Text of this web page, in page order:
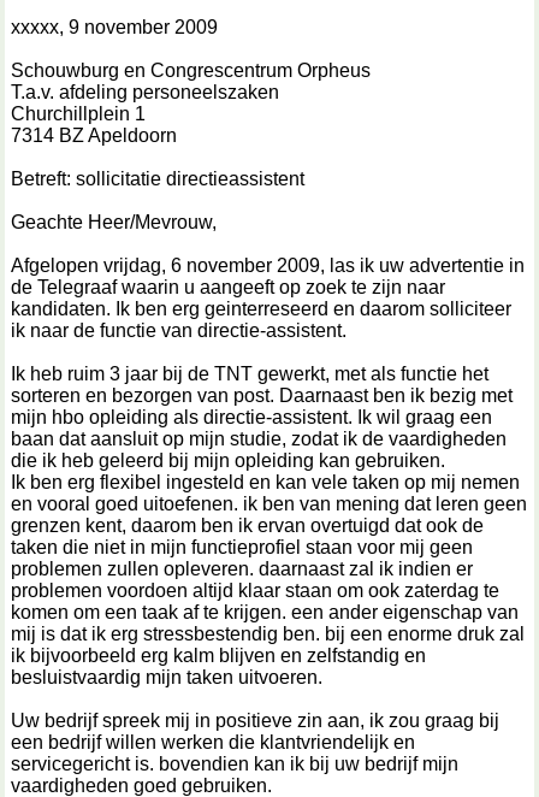
xxxxx, 9 november 2009
Schouwburg en Congrescentrum Orpheus
T.a.v. afdeling personeelszaken
Churchillplein 1
7314 BZ Apeldoorn
Betreft: sollicitatie directieassistent
Geachte Heer/Mevrouw,
Afgelopen vrijdag, 6 november 2009, las ik uw advertentie in
de Telegraaf waarin u aangeeft op zoek te zijn naar
kandidaten. Ik ben erg geinterreseerd en daarom solliciteer
ik naar de functie van directie-assistent.
Ik heb ruim 3 jaar bij de TNT gewerkt, met als functie het
sorteren en bezorgen van post. Daarnaast ben ik bezig met
mijn hbo opleiding als directie-assistent. Ik wil graag een
baan dat aansluit op mijn studie, zodat ik de vaardigheden
die ik heb geleerd bij mijn opleiding kan gebruiken.
Ik ben erg flexibel ingesteld en kan vele taken op mij nemen
en vooral goed uitoefenen. ik ben van mening dat leren geen
grenzen kent, daarom ben ik ervan overtuigd dat ook de
taken die niet in mijn functieprofiel staan voor mij geen
problemen zullen opleveren. daarnaast zal ik indien er
problemen voordoen altijd klaar staan om ook zaterdag te
komen om een taak af te krijgen. een ander eigenschap van
mij is dat ik erg stressbestendig ben. bij een enorme druk zal
ik bijvoorbeeld erg kalm blijven en zelfstandig en
besluistvaardig mijn taken uitvoeren.
Uw bedrijf spreek mij in positieve zin aan, ik zou graag bij
een bedrijf willen werken die klantvriendelijk en
servicegericht is. bovendien kan ik bij uw bedrijf mijn
vaardigheden goed gebruiken.